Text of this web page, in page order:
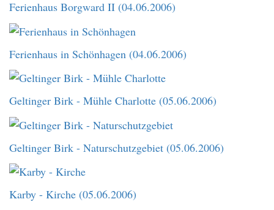
Ferienhaus Borgward II (04.06.2006)
Ferienhaus in Schönhagen (04.06.2006)
Geltinger Birk - Mühle Charlotte (05.06.2006)
Geltinger Birk - Naturschutzgebiet (05.06.2006)
Karby - Kirche (05.06.2006)